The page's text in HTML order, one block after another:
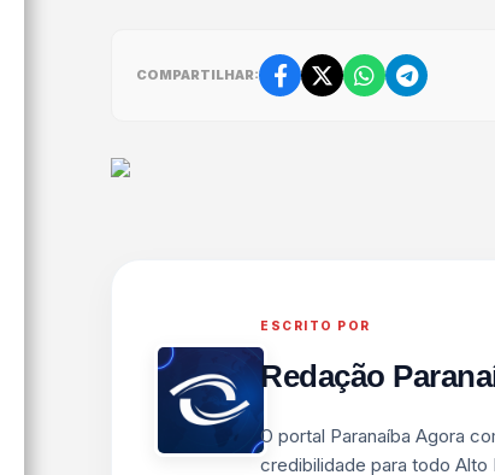
COMPARTILHAR:
ESCRITO POR
Redação
O portal Paranaíba Agora
credibilidade para todo Alto